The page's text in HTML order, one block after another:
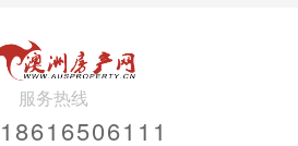
服务热线